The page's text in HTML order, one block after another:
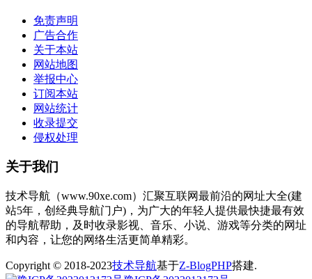
免责声明
广告合作
关于本站
网站地图
举报中心
订阅本站
网站统计
收录提交
侵权处理
关于我们
技术导航（www.90xe.com）汇聚互联网最前沿的网址大全(建
站5年，创经典导航门户)，为广大的年轻人提供最快捷最有效
的导航帮助，及时收录影视、音乐、小说、游戏等分类的网址
和内容，让您的网络生活更简单精彩。
Copyright © 2018-2023技术导航基于Z-BlogPHP搭建.